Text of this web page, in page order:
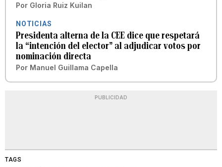
Por Gloria Ruiz Kuilan
NOTICIAS
Presidenta alterna de la CEE dice que respetará
la “intención del elector” al adjudicar votos por
nominación directa
Por Manuel Guillama Capella
PUBLICIDAD
TAGS